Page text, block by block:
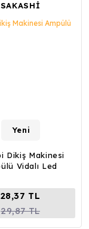
SAKASHİ
Yeni
Dikiş Makinesi
Vidalı Led
28,37 TL
29,87 TL